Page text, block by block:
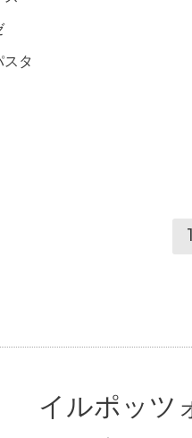
タ
1
イルポッツ